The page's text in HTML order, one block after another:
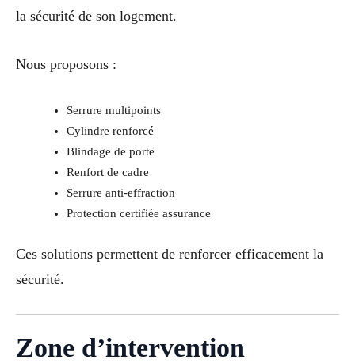
la sécurité de son logement.
Nous proposons :
Serrure multipoints
Cylindre renforcé
Blindage de porte
Renfort de cadre
Serrure anti-effraction
Protection certifiée assurance
Ces solutions permettent de renforcer efficacement la
sécurité.
Zone d’intervention